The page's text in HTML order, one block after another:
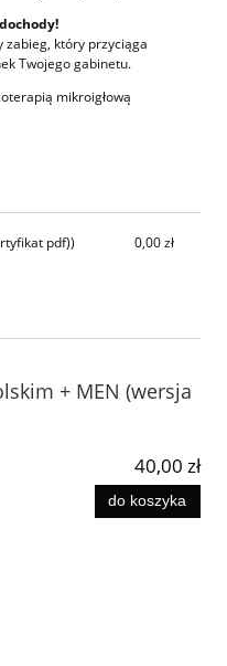
zabieg, który przyciąga
Twojego gabinetu.
mikroigłową
płatności
pdf)) 0,00 zł
+ MEN (wersja
40,00 zł
do koszyka